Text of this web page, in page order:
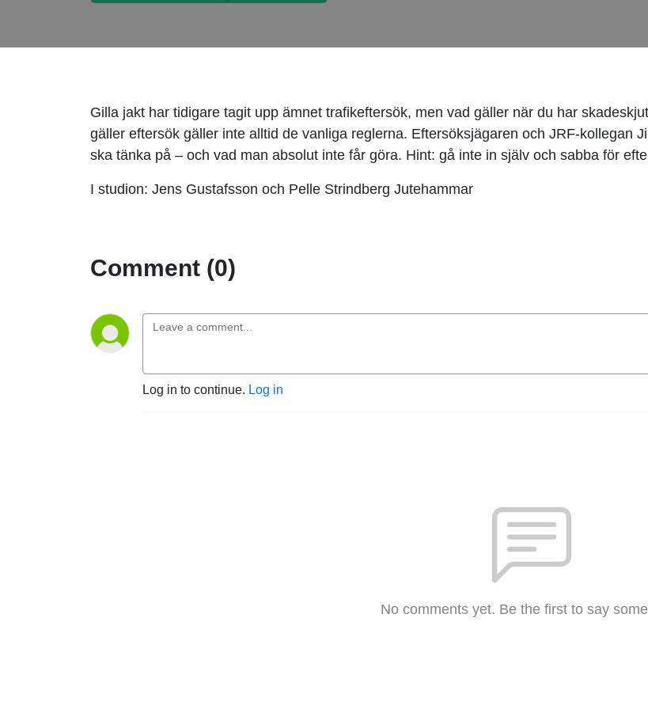
Gilla jakt har tidigare tagit upp ämnet trafikeftersök, men vad gäller när du har
gäller eftersök gäller inte alltid de vanliga reglerna. Eftersöksjägaren och JRF-kollegan
ska tänka på – och vad man absolut inte får göra. Hint: gå inte in själv och sabba för
I studion: Jens Gustafsson och Pelle Strindberg Jutehammar
Comment (0)
Log in to continue. Log in
No comments yet. Be the first to say